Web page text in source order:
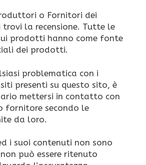
o Fornitori dei
la recensione. Tutte le
prodotti hanno come fonte
dei prodotti.
problematica con i
presenti su questo sito, è
mettersi in contatto con
fornitore secondo le
da loro.
i suoi contenuti non sono
può essere ritenuto